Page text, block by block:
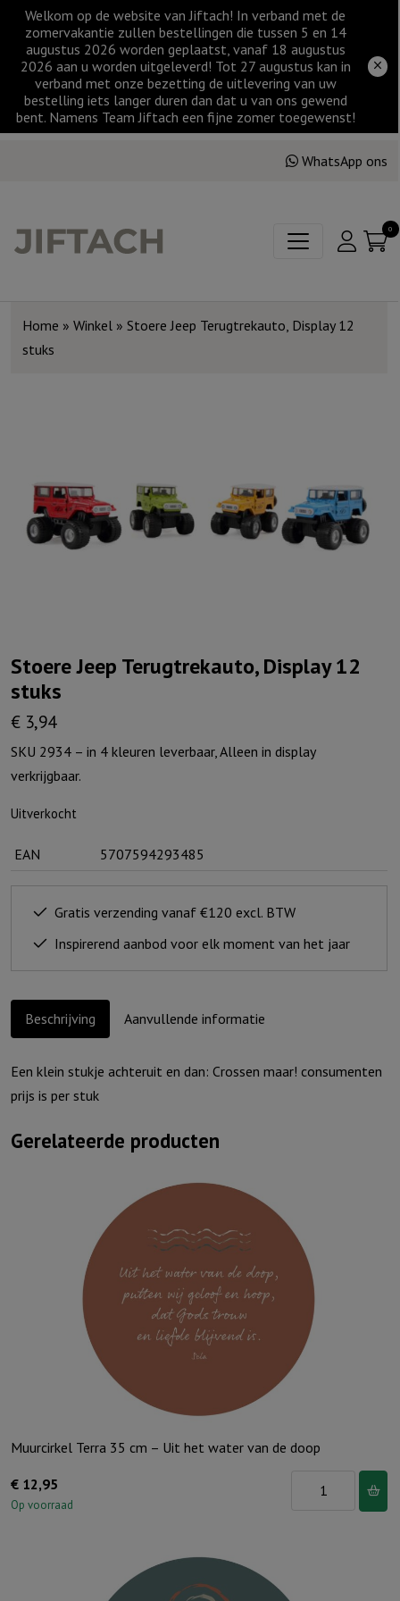
Welkom op de website van Jiftach! In verband met de
zomervakantie zullen bestellingen die tussen 5 en 14
augustus 2026 worden geplaatst, vanaf 18 augustus
2026 aan u worden uitgeleverd! Tot 27 augustus kan in
verband met onze bezetting de uitlevering van uw
bestelling iets langer duren dan dat u van ons gewend
bent. Namens Team Jiftach een fijne zomer toegewenst!
WhatsApp ons
0
Home » Winkel » Stoere Jeep Terugtrekauto, Display 12
stuks
Stoere Jeep Terugtrekauto, Display 12
stuks
€ 3,94
SKU 2934 – in 4 kleuren leverbaar, Alleen in display
verkrijgbaar.
Uitverkocht
EAN 5707594293485
Gratis verzending vanaf €120 excl. BTW
Inspirerend aanbod voor elk moment van het jaar
Beschrijving Aanvullende informatie
Een klein stukje achteruit en dan: Crossen maar! consumenten
prijs is per stuk
Gerelateerde producten
Muurcirkel Terra 35 cm – Uit het water van de doop
€ 12,95
Op voorraad
Muurcirkel